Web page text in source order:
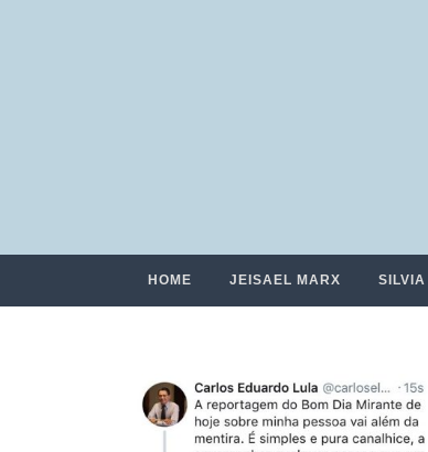
HOME JEISAEL MARX